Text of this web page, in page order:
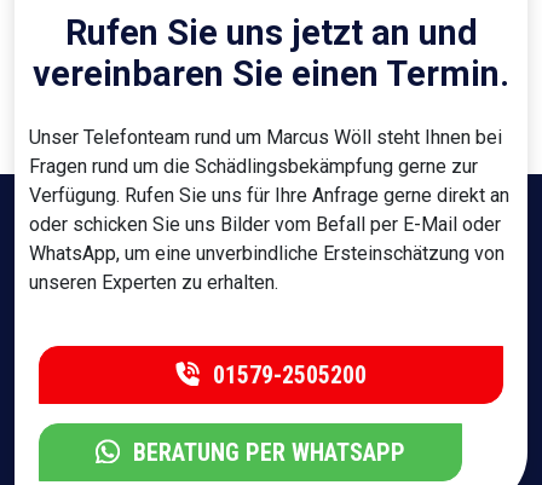
Rufen Sie uns jetzt an und
vereinbaren Sie einen Termin.
Unser Telefonteam rund um Marcus Wöll steht Ihnen bei
Fragen rund um die Schädlingsbekämpfung gerne zur
Verfügung. Rufen Sie uns für Ihre Anfrage gerne direkt an
oder schicken Sie uns Bilder vom Befall per E-Mail oder
WhatsApp, um eine unverbindliche Ersteinschätzung von
unseren Experten zu erhalten.
01579-2505200
BERATUNG PER WHATSAPP